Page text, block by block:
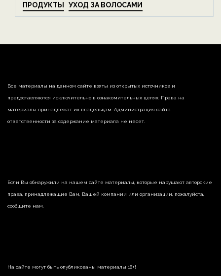
ПРОДУКТЫ УХОД ЗА ВОЛОСАМИ
Все материалы на данном сайте взяты из открытых источников и
предоставляются исключительно в ознакомительных целях. Права на
материалы принадлежат их владельцам. Администрация сайта
ответственности за содержание материала не несет.
Если Вы обнаружили на нашем сайте материалы, которые нарушают авторские
права, принадлежащие Вам, Вашей компании или организации, пожалуйста,
сообщите нам.
На сайте могут быть опубликованы материалы 18+!